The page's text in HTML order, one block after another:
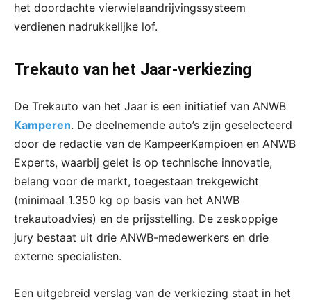
het doordachte vierwielaandrijvingssysteem
verdienen nadrukkelijke lof.
Trekauto van het Jaar-verkiezing
De Trekauto van het Jaar is een initiatief van ANWB
Kamperen. De deelnemende auto’s zijn geselecteerd
door de redactie van de KampeerKampioen en ANWB
Experts, waarbij gelet is op technische innovatie,
belang voor de markt, toegestaan trekgewicht
(minimaal 1.350 kg op basis van het ANWB
trekautoadvies) en de prijsstelling. De zeskoppige
jury bestaat uit drie ANWB-medewerkers en drie
externe specialisten.
Een uitgebreid verslag van de verkiezing staat in het